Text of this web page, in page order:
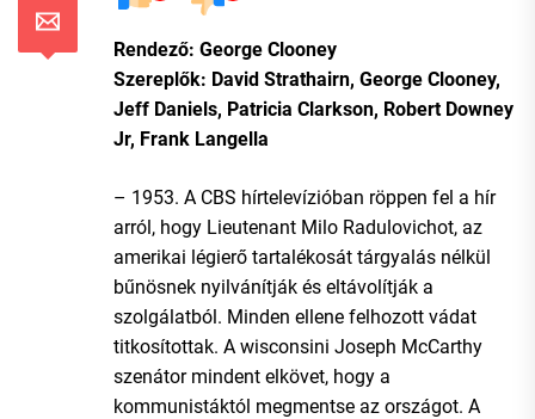
Rendező: George Clooney
Szereplők: David Strathairn, George Clooney,
Jeff Daniels, Patricia Clarkson, Robert Downey
Jr, Frank Langella
– 1953. A CBS hírtelevízióban röppen fel a hír
arról, hogy Lieutenant Milo Radulovichot, az
amerikai légierő tartalékosát tárgyalás nélkül
bűnösnek nyilvánítják és eltávolítják a
szolgálatból. Minden ellene felhozott vádat
titkosítottak. A wisconsini Joseph McCarthy
szenátor mindent elkövet, hogy a
kommunistáktól megmentse az országot. A